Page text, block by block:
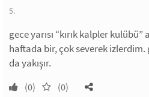
5.
gece yarısı “kırık kalpler
haftada bir, çok severek izlerdim.
da yakışır.
(0) (0)